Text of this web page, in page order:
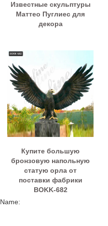
Известные скульптуры
Маттео Пуглиес для
декора
Купите большую
бронзовую напольную
статую орла от
поставки фабрики
BOKK-682
Name: